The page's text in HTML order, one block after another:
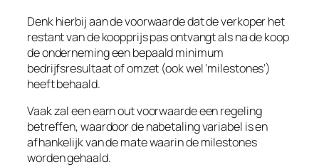
Denk hierbij aan de voorwaarde dat de verkoper het
restant van de koopprijs pas ontvangt als na de koop
de onderneming een bepaald minimum
bedrijfsresultaat of omzet (ook wel ‘milestones‘)
heeft behaald.
Vaak zal een earn out voorwaarde een regeling
betreffen, waardoor de nabetaling variabel is en
afhankelijk van de mate waarin de milestones
worden gehaald.